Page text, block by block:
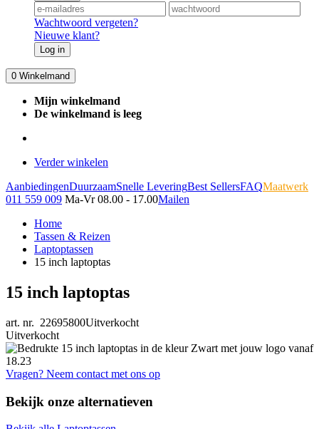
Wachtwoord vergeten?
Nieuwe klant?
Log in
0 Winkelmand
Mijn winkelmand
De winkelmand is leeg
Verder winkelen
AanbiedingenDuurzaamSnelle LeveringBest SellersFAQMaatwerk
011 559 009 Ma-Vr 08.00 - 17.00Mailen
Home
Tassen & Reizen
Laptoptassen
15 inch laptoptas
15 inch laptoptas
art. nr. 22695800Uitverkocht
Uitverkocht
Vragen? Neem contact met ons op
Bekijk onze alternatieven